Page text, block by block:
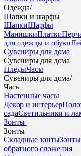
Одежда/
Шапки и шарфы
ШапкиШарфы
МанишкиПлатки
для одежды и обуви
Сувениры для дома
Сувениры для дома
ПледыЧасы
Сувениры для дома/
Часы
Настенные часы
Декор и интерьер
садаСветильники и
Зонты
Зонты
Складные зонты
обратного сложения